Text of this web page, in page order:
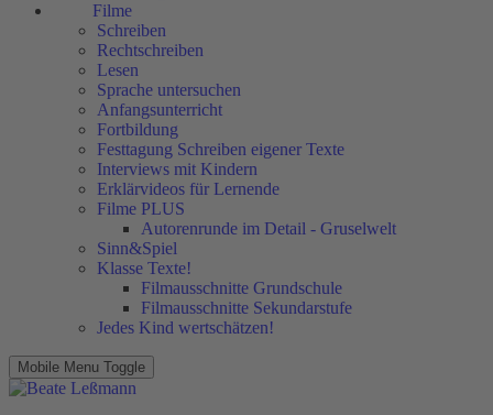
Filme
Schreiben
Rechtschreiben
Lesen
Sprache untersuchen
Anfangsunterricht
Fortbildung
Festtagung Schreiben eigener Texte
Interviews mit Kindern
Erklärvideos für Lernende
Filme PLUS
Autorenrunde im Detail - Gruselwelt
Sinn&Spiel
Klasse Texte!
Filmausschnitte Grundschule
Filmausschnitte Sekundarstufe
Jedes Kind wertschätzen!
Mobile Menu Toggle